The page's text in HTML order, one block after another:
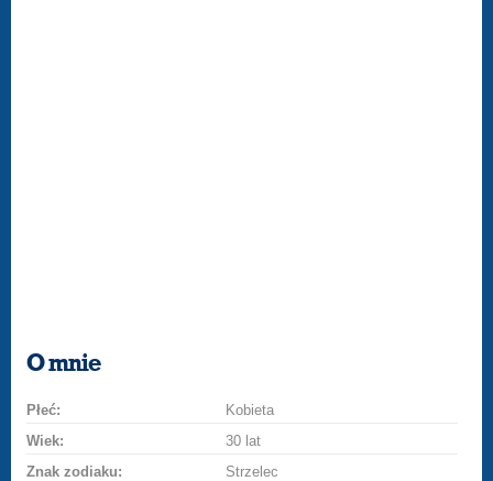
O mnie
Płeć:
Kobieta
Wiek:
30 lat
Znak zodiaku:
Strzelec